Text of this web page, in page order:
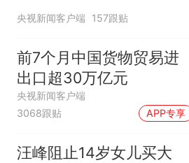
央视新闻客户端 157跟贴
前7个月中国货物贸易进
出口超30万亿元
央视新闻客户端
3068跟贴
APP专享
汪峰阻止14岁女儿买大